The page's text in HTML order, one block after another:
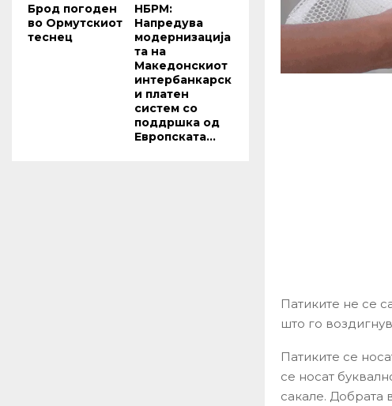
Патиките не се
што го
Патиките се
се носат
сакале. Добрата
Брод погоден
во Ормутскиот
теснец
НБРМ:
Напредува
модернизација
та на
Македонскиот
интербанкарск
и платен
систем со
поддршка од
Европската...